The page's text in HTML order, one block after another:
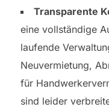
Transparente
eine vollständige
laufende
Neuvermietung,
für
sind leider